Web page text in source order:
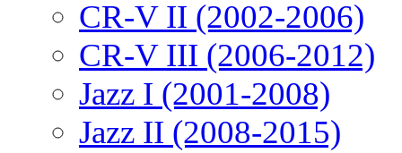
CR-V II (2002-2006)
CR-V III (2006-2012)
Jazz I (2001-2008)
Jazz II (2008-2015)